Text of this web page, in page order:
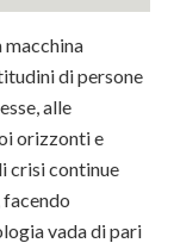
di persone
alle
orizzonti e
crisi continue
vada di pari